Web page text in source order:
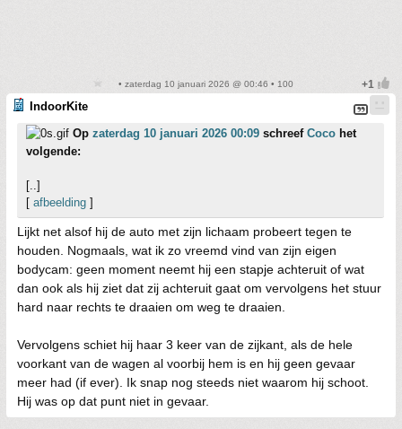
• zaterdag 10 januari 2026 @ 00:46 • 100
IndoorKite
Op zaterdag 10 januari 2026 00:09 schreef Coco het
volgende:
[..]
[ afbeelding ]
Lijkt net alsof hij de auto met zijn lichaam probeert tegen te
houden. Nogmaals, wat ik zo vreemd vind van zijn eigen
bodycam: geen moment neemt hij een stapje achteruit of wat
dan ook als hij ziet dat zij achteruit gaat om vervolgens het stuur
hard naar rechts te draaien om weg te draaien.
Vervolgens schiet hij haar 3 keer van de zijkant, als de hele
voorkant van de wagen al voorbij hem is en hij geen gevaar
meer had (if ever). Ik snap nog steeds niet waarom hij schoot.
Hij was op dat punt niet in gevaar.